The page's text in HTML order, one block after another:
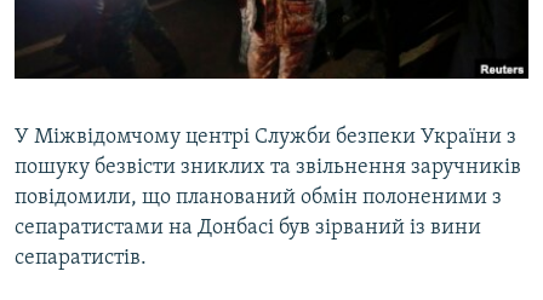
ІНФОГРАФІКА
Русский
Qırımtatar
ДОЛУЧАЙСЯ!
Усі сайти RFE/RL
У Міжвідомчому центрі Служби безпеки України з
пошуку безвісти зниклих та звільнення заручників
повідомили, що планований обмін полоненими з
сепаратистами на Донбасі був зірваний із вини
сепаратистів.